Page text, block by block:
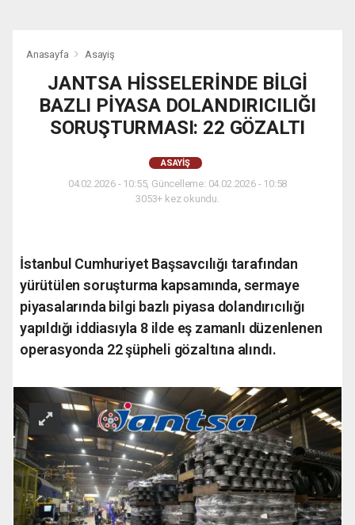
Anasayfa Asayiş
JANTSA HİSSELERİNDE BİLGİ
BAZLI PİYASA DOLANDIRICILIĞI
SORUŞTURMASI: 22 GÖZALTI
ASAYIŞ
04.02.2026 - 10:55, Güncelleme: 04.02.2026 - 10:58
3053+ kez okundu.
İstanbul Cumhuriyet Başsavcılığı tarafından
yürütülen soruşturma kapsamında, sermaye
piyasalarında bilgi bazlı piyasa dolandırıcılığı
yapıldığı iddiasıyla 8 ilde eş zamanlı düzenlenen
operasyonda 22 şüpheli gözaltına alındı.